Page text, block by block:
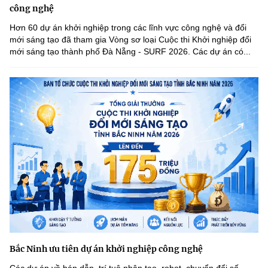
công nghệ
Hơn 60 dự án khởi nghiệp trong các lĩnh vực công nghệ và đổi
mới sáng tạo đã tham gia Vòng sơ loại Cuộc thi Khởi nghiệp đổi
mới sáng tạo thành phố Đà Nẵng - SURF 2026. Các dự án có...
Bắc Ninh ưu tiên dự án khởi nghiệp công nghệ